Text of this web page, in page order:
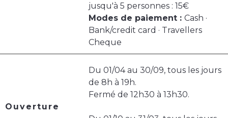
jusqu'à 5 personnes : 15€
Modes de paiement : Cash ·
Bank/credit card · Travellers
Cheque
Ouverture
Du 01/04 au 30/09, tous les jours
de 8h à 19h.
Fermé de 12h30 à 13h30.